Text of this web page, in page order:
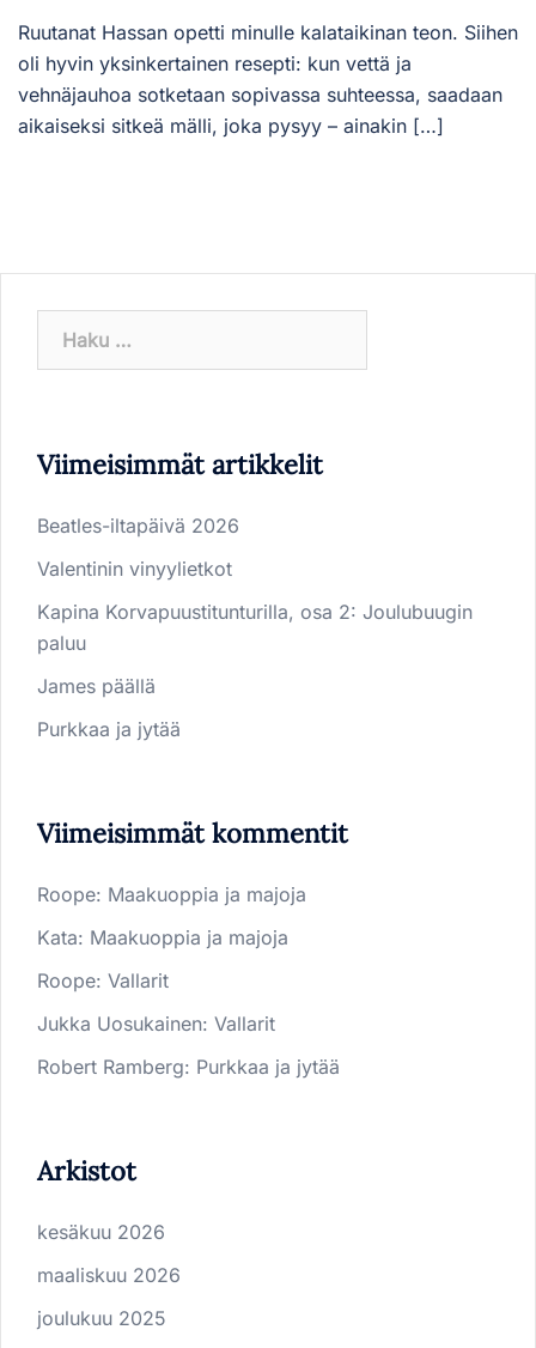
Ruutanat Hassan opetti minulle kalataikinan teon. Siihen
oli hyvin yksinkertainen resepti: kun vettä ja
vehnäjauhoa sotketaan sopivassa suhteessa, saadaan
aikaiseksi sitkeä mälli, joka pysyy – ainakin […]
Viimeisimmät artikkelit
Beatles-iltapäivä 2026
Valentinin vinyylietkot
Kapina Korvapuustitunturilla, osa 2: Joulubuugin
paluu
James päällä
Purkkaa ja jytää
Viimeisimmät kommentit
Roope: Maakuoppia ja majoja
Kata: Maakuoppia ja majoja
Roope: Vallarit
Jukka Uosukainen: Vallarit
Robert Ramberg: Purkkaa ja jytää
Arkistot
kesäkuu 2026
maaliskuu 2026
joulukuu 2025